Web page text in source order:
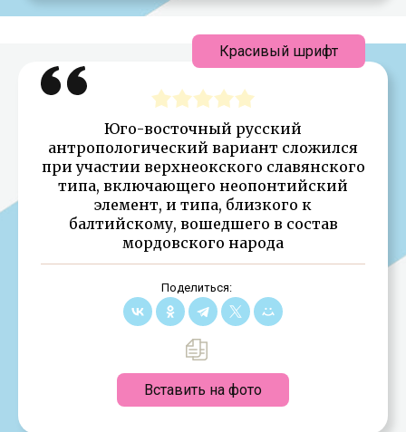
Юго-восточный русский
антропологический вариант сложился
при участии верхнеокского славянского
типа, включающего неопонтийский
элемент, и типа, близкого к
балтийскому, вошедшего в состав
мордовского народа
Поделиться:
Вставить на фото
Красивый шрифт